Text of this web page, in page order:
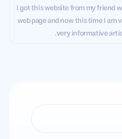
I got this website from my friend
web page and now this time I am
very informative